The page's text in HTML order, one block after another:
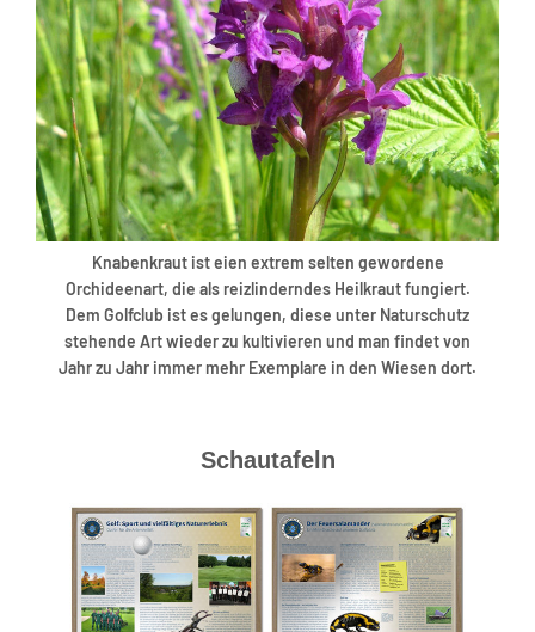
Knabenkraut ist eien extrem selten gewordene
Orchideenart, die als reizlinderndes Heilkraut fungiert.
Dem Golfclub ist es gelungen, diese unter Naturschutz
stehende Art wieder zu kultivieren und man findet von
Jahr zu Jahr immer mehr Exemplare in den Wiesen dort.
Schautafeln